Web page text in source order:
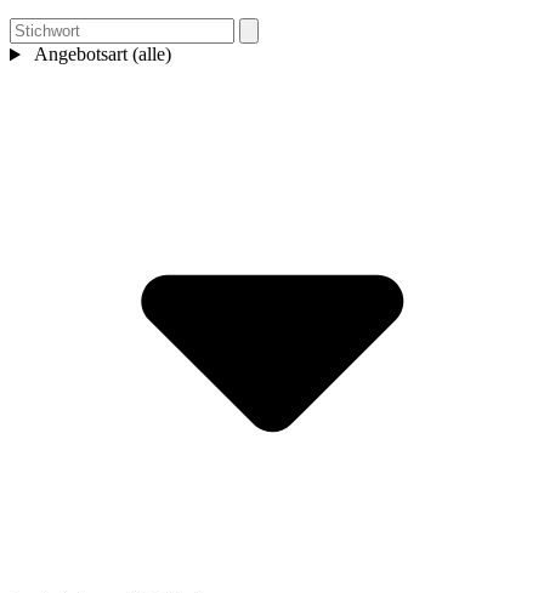
Angebotsart (alle)